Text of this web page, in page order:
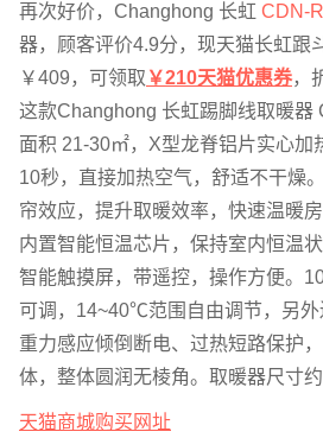
再次好价，Changhong 长虹 CDN-
器，顾客评价4.9分，现天猫长虹跟
￥409，可领取 ￥210天猫优惠券，
这款Changhong 长虹踢脚线取暖器
面积 21-30㎡，X型龙脊铝片实心加
10秒，直接加热空气，舒适不干燥
帘效应，提升取暖效率，快速温暖
内置智能恒温芯片，保持室内恒温
智能触摸屏，带遥控，操作方便。
可调，14~40℃范围自由调节，另
重力感应倾倒断电、过热短路保护
体，整体圆润无棱角。取暖器尺寸
天猫商城购买网址